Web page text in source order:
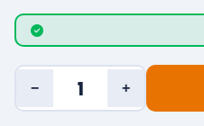
− +